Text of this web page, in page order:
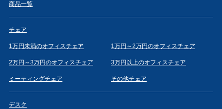
商品一覧
チェア
1万円未満のオフィスチェア 1万円～2万円のオフィスチェア
2万円～3万円のオフィスチェア 3万円以上のオフィスチェア
ミーティングチェア その他チェア
デスク